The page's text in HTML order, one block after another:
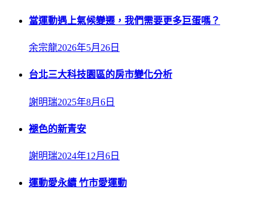
當運動遇上氣候變遷，我們需要更多巨蛋嗎？
余宗龍2026年5月26日
台北三大科技園區的房市變化分析
謝明瑞2025年8月6日
褪色的新青安
謝明瑞2024年12月6日
運動愛永續 竹市愛運動